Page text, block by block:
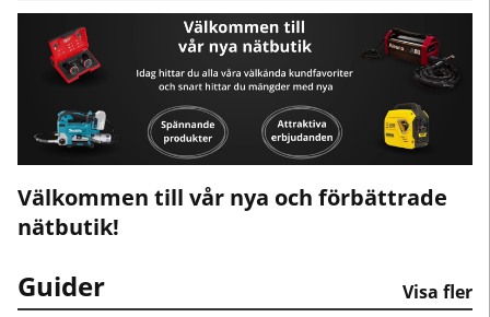
Välkommen till vår nya och förbättrade
nätbutik!
Guider Visa fler